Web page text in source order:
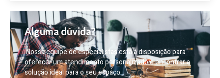
Alguma dúvida?
Nossa equipe de especialistas está à disposição para
oferecer um atendimento personalizado e encontrar a
solução ideal para o seu espaço.